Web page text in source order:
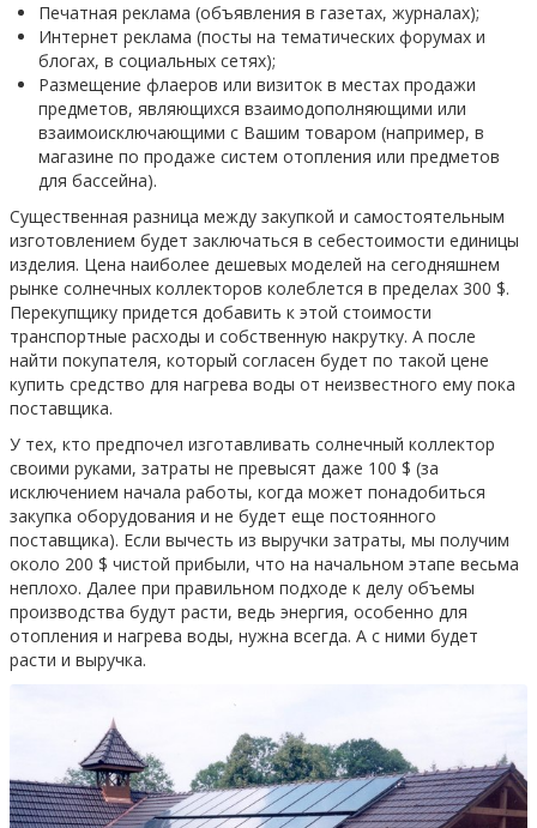
Печатная реклама (объявления в газетах, журналах);
Интернет реклама (посты на тематических форумах и
блогах, в социальных сетях);
Размещение флаеров или визиток в местах продажи
предметов, являющихся взаимодополняющими или
взаимоисключающими с Вашим товаром (например, в
магазине по продаже систем отопления или предметов
для бассейна).
Существенная разница между закупкой и самостоятельным
изготовлением будет заключаться в себестоимости единицы
изделия. Цена наиболее дешевых моделей на сегодняшнем
рынке солнечных коллекторов колеблется в пределах 300 $.
Перекупщику придется добавить к этой стоимости
транспортные расходы и собственную накрутку. А после
найти покупателя, который согласен будет по такой цене
купить средство для нагрева воды от неизвестного ему пока
поставщика.
У тех, кто предпочел изготавливать солнечный коллектор
своими руками, затраты не превысят даже 100 $ (за
исключением начала работы, когда может понадобиться
закупка оборудования и не будет еще постоянного
поставщика). Если вычесть из выручки затраты, мы получим
около 200 $ чистой прибыли, что на начальном этапе весьма
неплохо. Далее при правильном подходе к делу объемы
производства будут расти, ведь энергия, особенно для
отопления и нагрева воды, нужна всегда. А с ними будет
расти и выручка.